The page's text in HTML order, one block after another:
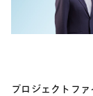
プロジェクトフ